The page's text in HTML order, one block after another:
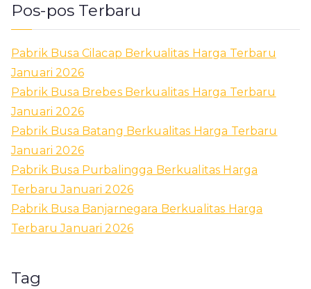
Pos-pos Terbaru
Pabrik Busa Cilacap Berkualitas Harga Terbaru
Januari 2026
Pabrik Busa Brebes Berkualitas Harga Terbaru
Januari 2026
Pabrik Busa Batang Berkualitas Harga Terbaru
Januari 2026
Pabrik Busa Purbalingga Berkualitas Harga
Terbaru Januari 2026
Pabrik Busa Banjarnegara Berkualitas Harga
Terbaru Januari 2026
Tag